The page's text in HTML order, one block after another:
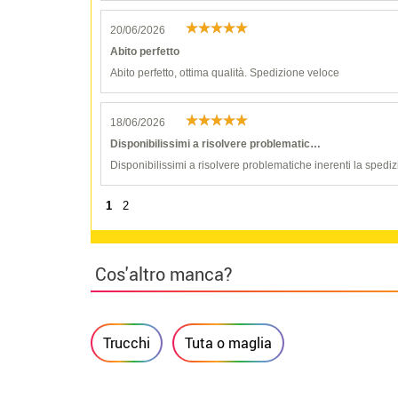
20/06/2026
Abito perfetto
Abito perfetto, ottima qualità. Spedizione veloce
18/06/2026
Disponibilissimi a risolvere problematic…
Disponibilissimi a risolvere problematiche inerenti la
1 2
Cos'altro manca?
Trucchi Tuta o maglia